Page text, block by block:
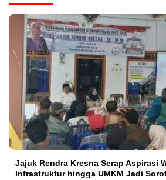
Jajuk Rendra Kresna Serap Aspirasi
Infrastruktur hingga UMKM Jadi